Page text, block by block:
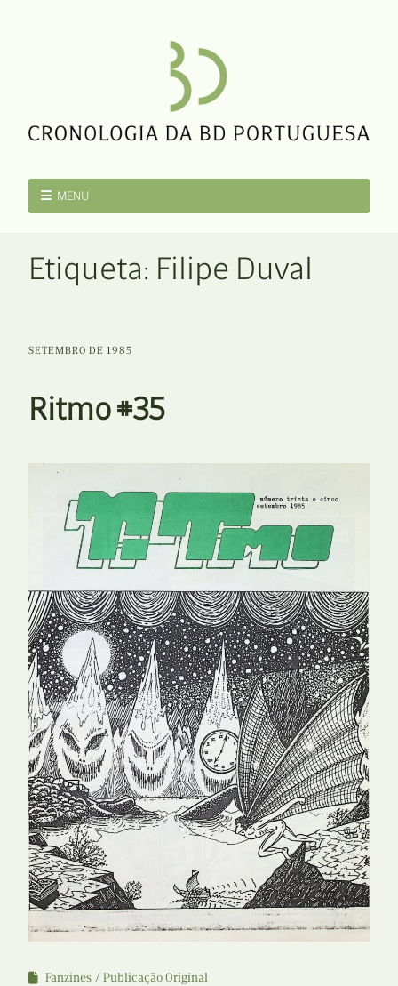
MENU
Etiqueta: Filipe Duval
SETEMBRO DE 1985
Ritmo #35
Fanzines
Publicação Original